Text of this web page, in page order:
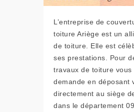
L’entreprise de
toiture Ariège est un
de toiture. Elle est
ses prestations. Pour
travaux de toiture
demande en déposant
directement au siège
dans le département